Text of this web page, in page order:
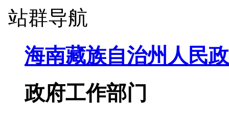
站群导航
海南藏族自治州人民
政府工作部门